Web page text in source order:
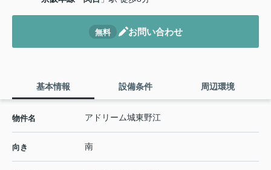
無料 お問い合わせ
基本情報 設備条件 周辺環境
物件名 アドリーム城東野江
向き 南